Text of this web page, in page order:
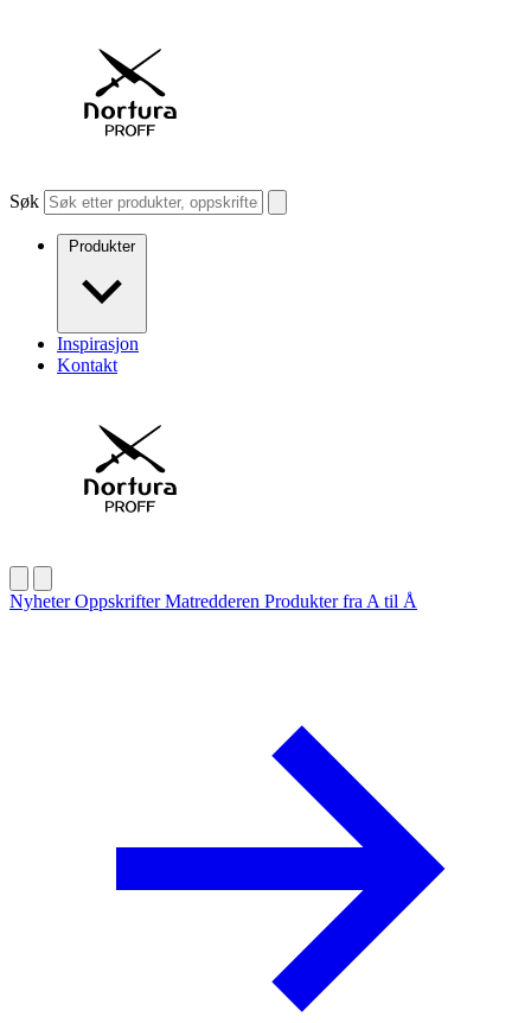
Søk
Produkter
Inspirasjon
Kontakt
NyheterOppskrifterMatredderen Produkter fra A til Å